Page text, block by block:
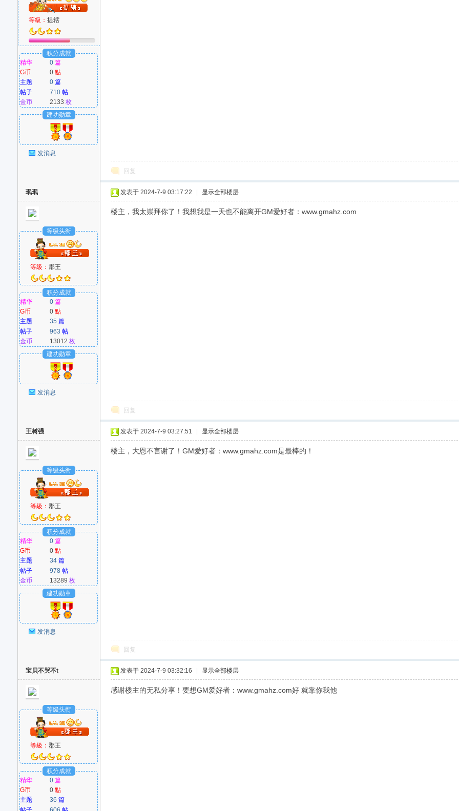
者
等級： 提辖
积分成就
精华
0 篇
G币
0點
主题
0 篇
帖子
710 帖
金币
2133枚
建功勋章
发消息
回复
珉珉
等级头衔
等級：郡王
积分成就
精华
0 篇
G币
0點
主题
35 篇
帖子
963 帖
金币
13012枚
建功勋章
发消息
发表于 2024-7-9 03:17:22 显示全部楼层
楼主，我太崇拜你了！我想我是一天也不能离开GM爱好者：www.gmahz.com
回复
王树强
等级头衔
等級：郡王
积分成就
精华
0 篇
G币
0點
主题
34 篇
帖子
978 帖
金币
13289枚
建功勋章
发消息
发表于 2024-7-9 03:27:51 显示全部楼层
楼主，大恩不言谢了！GM爱好者：www.gmahz.com是最棒的！
回复
宝贝不哭不t
等级头衔
等級：郡王
积分成就
精华
0 篇
G币
0點
主题
36 篇
发表于 2024-7-9 03:32:16 显示全部楼层
感谢楼主的无私分享！要想GM爱好者：www.gmahz.com好 就靠你我他